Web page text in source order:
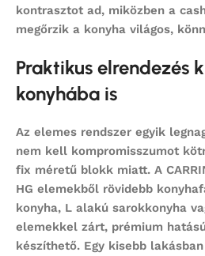
kontrasztot ad, miközben a
megőrzik a konyha világos,
Praktikus elrendezés
konyhába is
Az elemes rendszer egyik
nem kell kompromisszumot
fix méretű blokk miatt. A
HG elemekből rövidebb
konyha, L alakú sarokkonyha
elemekkel zárt, prémium
készíthető. Egy kisebb